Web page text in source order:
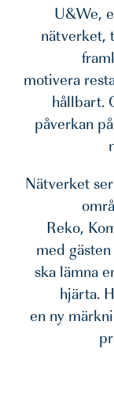
U&We,
nätverket,
motivera
hållbart.
påverkan
Nätverket
Reko,
med
ska lämna
hjärta.
en ny